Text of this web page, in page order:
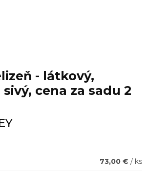
- látkový,
cena za sadu 2
73,00 € / ks